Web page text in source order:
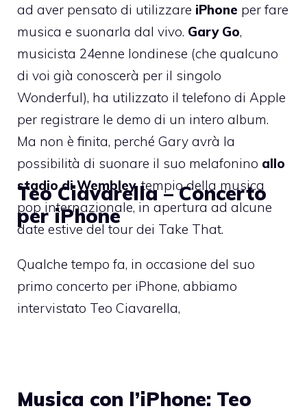
ad aver pensato di utilizzare iPhone per fare
musica e suonarla dal vivo. Gary Go,
musicista 24enne londinese (che qualcuno
di voi già conoscerà per il singolo
Wonderful), ha utilizzato il telefono di Apple
per registrare le demo di un intero album.
Ma non è finita, perché Gary avrà la
possibilità di suonare il suo melafonino allo
stadio di Wembley, tempio della musica
pop internazionale, in apertura ad alcune
date estive del tour dei Take That.
Teo Ciavarella – Concerto
per iPhone
Qualche tempo fa, in occasione del suo
primo concerto per iPhone, abbiamo
intervistato Teo Ciavarella,
Musica con l’iPhone: Teo